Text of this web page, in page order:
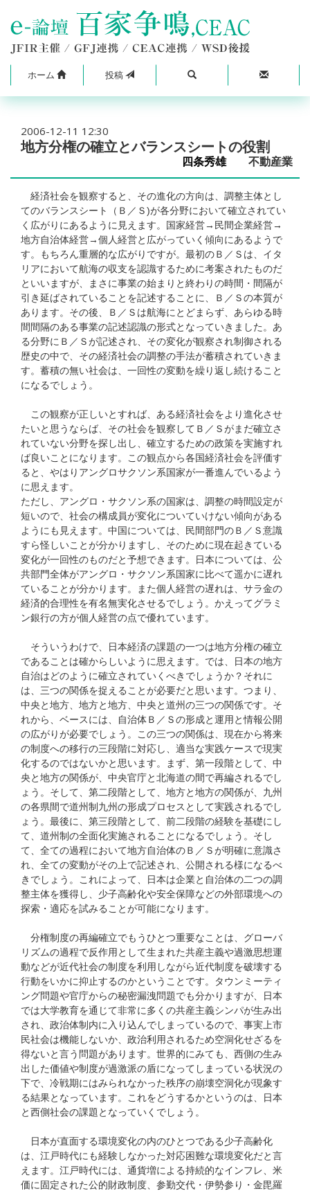
ホーム 投稿
2006-12-11 12:30
地方分権の確立とバランスシートの役割
四条秀雄 不動産業
経済社会を観察すると、その進化の方向は、調整主体とし
てのバランスシート（Ｂ／Ｓ)が各分野において確立されてい
く広がりにあるように見えます。国家経営→民間企業経営→
地方自治体経営→個人経営と広がっていく傾向にあるようで
す。もちろん重層的な広がりですが。最初のＢ／Ｓは、イタ
リアにおいて航海の収支を認識するために考案されたものだ
といいますが、まさに事業の始まりと終わりの時間・間隔が
引き延ばされていることを記述することに、Ｂ／Ｓの本質が
あります。その後、Ｂ／Ｓは航海にとどまらず、あらゆる時
間間隔のある事業の記述認識の形式となっていきました。あ
る分野にＢ／Ｓが記述され、その変化が観察され制御される
歴史の中で、その経済社会の調整の手法が蓄積されていきま
す。蓄積の無い社会は、一回性の変動を繰り返し続けること
になるでしょう。
この観察が正しいとすれば、ある経済社会をより進化させ
たいと思うならば、その社会を観察してＢ／Ｓがまだ確立さ
れていない分野を探し出し、確立するための政策を実施すれ
ば良いことになります。この観点から各国経済社会を評価す
ると、やはりアングロサクソン系国家が一番進んでいるよう
に思えます。
ただし、アングロ・サクソン系の国家は、調整の時間設定が
短いので、社会の構成員が変化についていけない傾向がある
ようにも見えます。中国については、民間部門のＢ／Ｓ意識
すら怪しいことが分かりますし、そのために現在起きている
変化が一回性のものだと予想できます。日本については、公
共部門全体がアングロ・サクソン系国家に比べて遥かに遅れ
ていることが分かります。また個人経営の遅れは、サラ金の
経済的合理性を有名無実化させるでしょう。かえってグラミ
ン銀行の方が個人経営の点で優れています。
そういうわけで、日本経済の課題の一つは地方分権の確立
であることは確からしいように思えます。では、日本の地方
自治はどのように確立されていくべきでしょうか？それに
は、三つの関係を捉えることが必要だと思います。つまり、
中央と地方、地方と地方、中央と道州の三つの関係です。そ
れから、ベースには、自治体Ｂ／Ｓの形成と運用と情報公開
の広がりが必要でしょう。この三つの関係は、現在から将来
の制度への移行の三段階に対応し、適当な実践ケースで現実
化するのではないかと思います。まず、第一段階として、中
央と地方の関係が、中央官庁と北海道の間で再編されるでし
ょう。そして、第二段階として、地方と地方の関係が、九州
の各県間で道州制九州の形成プロセスとして実践されるでし
ょう。最後に、第三段階として、前二段階の経験を基礎にし
て、道州制の全面化実施されることになるでしょう。そし
て、全ての過程において地方自治体のＢ／Ｓが明確に意識さ
れ、全ての変動がその上で記述され、公開される様になるべ
きでしょう。これによって、日本は企業と自治体の二つの調
整主体を獲得し、少子高齢化や安全保障などの外部環境への
探索・適応を試みることが可能になります。
分権制度の再編確立でもうひとつ重要なことは、グローバ
リズムの過程で反作用として生まれた共産主義や過激思想運
動などが近代社会の制度を利用しながら近代制度を破壊する
行動をいかに抑止するのかということです。タウンミーティ
ング問題や官庁からの秘密漏洩問題でも分かりますが、日本
では大学教育を通じて非常に多くの共産主義シンパが生み出
され、政治体制内に入り込んでしまっているので、事実上市
民社会は機能しないか、政治利用されるため空洞化せざるを
得ないと言う問題があります。世界的にみても、西側の生み
出した価値や制度が過激派の盾になってしまっている状況の
下で、冷戦期にはみられなかった秩序の崩壊空洞化が現象す
る結果となっています。これをどうするかというのは、日本
と西側社会の課題となっていくでしょう。
日本が直面する環境変化の内のひとつである少子高齢化
は、江戸時代にも経験しなかった対応困難な環境変化だと言
えます。江戸時代には、通貨増による持続的なインフレ、米
価に固定された公的財政制度、参勤交代・伊勢参り・金毘羅